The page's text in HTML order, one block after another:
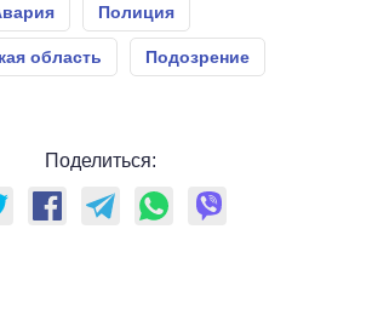
Полиция
область Подозрение
Поделиться: